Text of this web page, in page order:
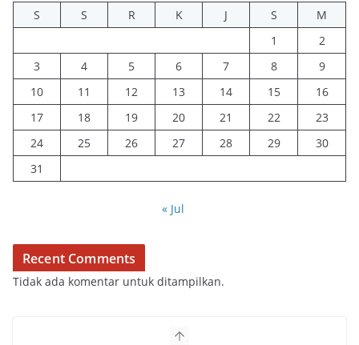
S
S R K J S
M
1
2
3
4 5 6 7 8
9
10
11 12 13 14 15
16
17
18 19 20 21 22
23
24
25 26 27 28 29
30
31
« Jul
Recent Comments
Tidak ada komentar untuk ditampilkan.